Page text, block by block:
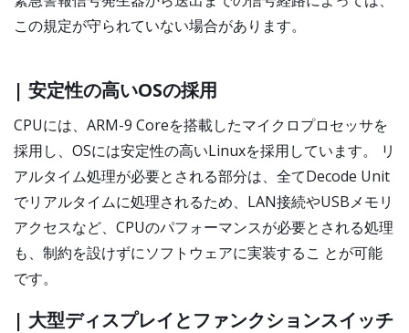
この規定が守られていない場合があります。
| 安定性の高いOSの採用
CPUには、ARM-9 Coreを搭載したマイクロプロセッサを
採用し、OSには安定性の高いLinuxを採用しています。 リ
アルタイム処理が必要とされる部分は、全てDecode Unit
でリアルタイムに処理されるため、LAN接続やUSBメモリ
アクセスなど、CPUのパフォーマンスが必要とされる処理
も、制約を設けずにソフトウェアに実装するこ とが可能
です。
| 大型ディスプレイとファンクションスイッチ